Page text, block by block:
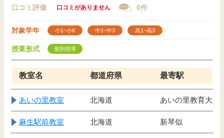
口コミ評価 口コミがありません 0件
対象学年 小1~小6 中1~中3 高1~高3
授業形式 個別指導
教室名 都道府県 最寄駅
あいの里教室 北海道 あいの里教育大
麻生駅前教室 北海道 新琴似